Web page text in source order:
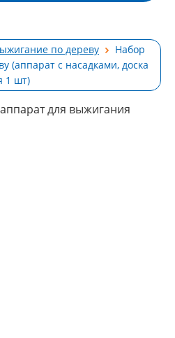
по дереву
Набор
(аппарат с насадками, доска
1 шт)